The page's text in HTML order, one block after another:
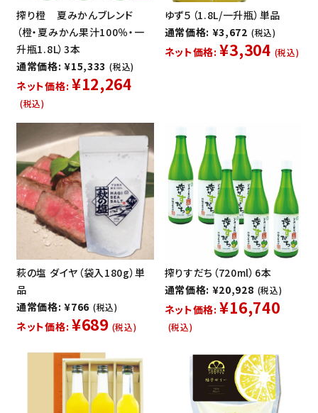
搾り橙 夏みかんブレンド
（橙・夏みかん果汁100％・一
升瓶1.8L）3本
通常価格: ¥15,333 (税込)
ネット価格: ¥12,264
(税込)
ゆず５（1.8L/一升瓶）単品
通常価格: ¥3,672 (税込)
ネット価格: ¥3,304 (税込)
萩の塩 ダイヤ（袋入180g）単
品
通常価格: ¥766 (税込)
ネット価格: ¥689 (税込)
搾りすだち（720ml）6本
通常価格: ¥20,928 (税込)
ネット価格: ¥16,740
(税込)